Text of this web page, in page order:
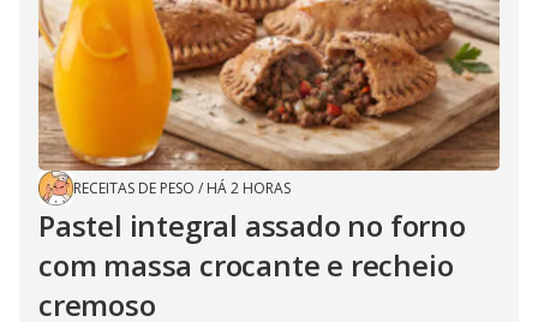
RECEITAS DE PESO / HÁ 2 HORAS
Pastel integral assado no forno
com massa crocante e recheio
cremoso